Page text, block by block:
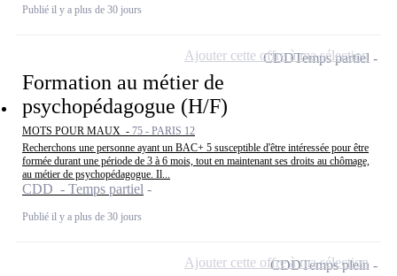
Publié il y a plus de 30 jours
Formation au métier de
psychopédagogue (H/F)
MOTS POUR MAUX - 75 - PARIS 12
Recherchons une personne ayant un BAC+ 5 susceptible d'être intéressée pour être
formée durant une période de 3 à 6 mois, tout en maintenant ses droits au chômage,
au métier de psychopédagogue. Il...
CDD - Temps partiel
Publié il y a plus de 30 jours
CDDTemps partiel
Ajouter cette offre à ma sélection
CDDTemps plein
Ajouter cette offre à ma sélection